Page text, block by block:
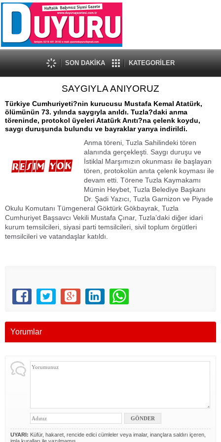
SON DAKİKA KATEGORİLER
SAYGIYLA ANIYORUZ
Türkiye Cumhuriyeti?nin kurucusu Mustafa Kemal Atatürk,
ölümünün 73. yılında saygıyla anıldı. Tuzla?daki anma
töreninde, protokol üyeleri Atatürk Anıtı?na çelenk koydu,
saygı duruşunda bulundu ve bayraklar yarıya indirildi.
Anma töreni, Tuzla Sahilindeki tören
alanında gerçekleşti. Saygı duruşu ve
İstiklal Marşımızın okunması ile başlayan
tören, protokolün anıta çelenk koyması ile
devam etti. Törene Tuzla Kaymakamı
Mümin Heybet, Tuzla Belediye Başkanı
Dr. Şadi Yazıcı, Tuzla Garnizon ve Piyade
Okulu Komutanı Tümgeneral Göktürk Gökbayrak, Tuzla
Cumhuriyet Başsavcı Vekili Mustafa Çınar, Tuzla’daki diğer idari
kurum temsilcileri, siyasi parti temsilcileri, sivil toplum örgütleri
temsilcileri ve vatandaşlar katıldı.
Yorumlar
UYARI: Küfür, hakaret, rencide edici cümleler veya imalar, inançlara saldırı içeren,